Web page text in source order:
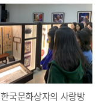
한국문화상자의 사랑방